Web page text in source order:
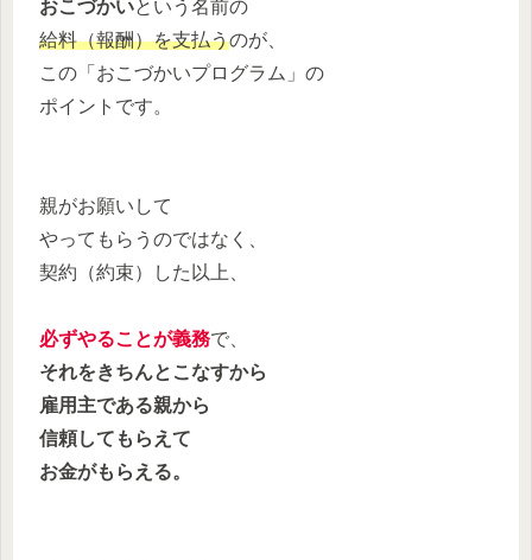
おこづかいという名前の
給料（報酬）を支払うのが、
この「おこづかいプログラム」の
ポイントです。
親がお願いして
やってもらうのではなく、
契約（約束）した以上、
必ずやることが義務で、
それをきちんとこなすから
雇用主である親から
信頼してもらえて
お金がもらえる。